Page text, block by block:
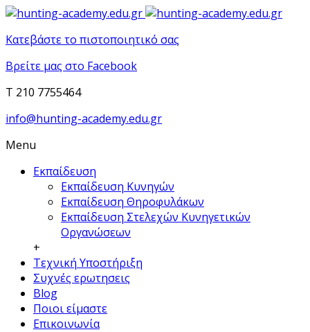
Κατεβάστε το πιστοποιητικό σας
Βρείτε μας στο Facebook
T 210 7755464
info@hunting-academy.edu.gr
Menu
Εκπαίδευση
Εκπαίδευση Κυνηγών
Εκπαίδευση Θηροφυλάκων
Εκπαίδευση Στελεχών Κυνηγετικών
Οργανώσεων
+
Τεχνική Υποστήριξη
Συχνές ερωτησεις
Blog
Ποιοι είμαστε
Επικοινωνία